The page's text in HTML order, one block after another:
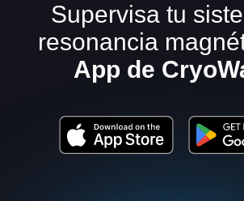
Supervisa tu
resonancia
App de